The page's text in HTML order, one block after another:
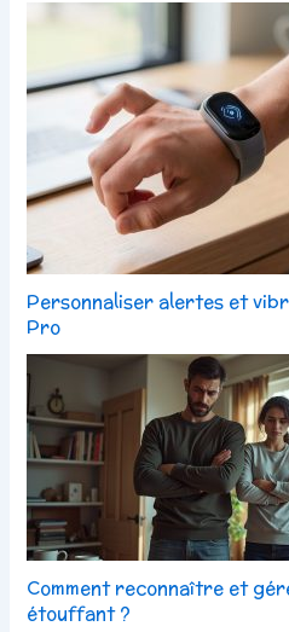
Personnaliser alertes et
Pro
Comment reconnaître et
étouffant ?